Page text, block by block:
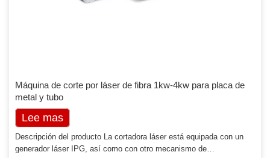
Máquina de corte por láser de fibra 1kw-4kw para placa de
metal y tubo
Lee mas
Descripción del producto La cortadora láser está equipada con un
generador láser IPG, así como con otro mecanismo de